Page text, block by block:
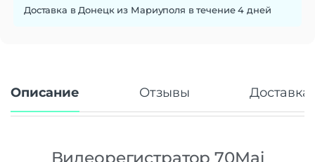
Доставка в Донецк из Мариуполя в течение 4 дней
Описание Отзывы Доставка
Видеорегистратор 70Mai